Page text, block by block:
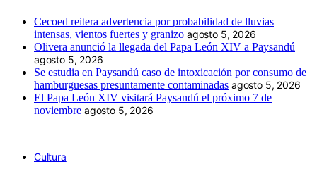
Cecoed reitera advertencia por probabilidad de lluvias
intensas, vientos fuertes y granizo agosto 5, 2026
Olivera anunció la llegada del Papa León XIV a Paysandú
agosto 5, 2026
Se estudia en Paysandú caso de intoxicación por consumo de
hamburguesas presuntamente contaminadas agosto 5, 2026
El Papa León XIV visitará Paysandú el próximo 7 de
noviembre agosto 5, 2026
Cultura